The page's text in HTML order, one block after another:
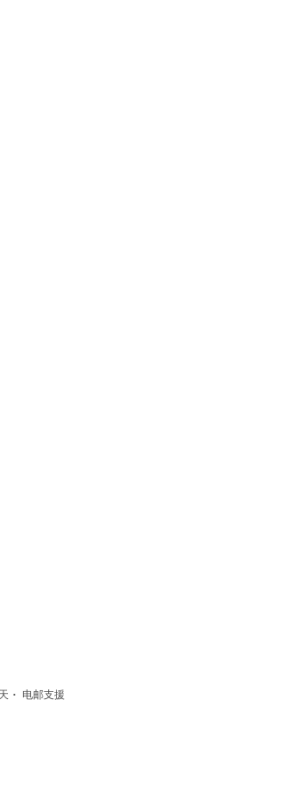
· 电邮支援